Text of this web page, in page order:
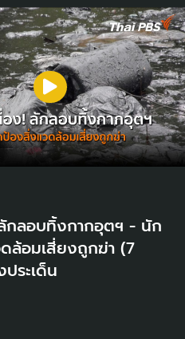
กลอบทิ้งกากอุตฯ - นัก
ล้อมเสี่ยงถูกฆ่า (7
ระเด็น